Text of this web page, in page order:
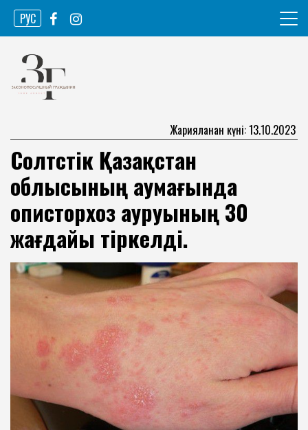
Skip
content
РУС
Законопослушный гражданин
Жарияланған күні: 13.10.2023
Солтүстік Қазақстан
облысының аумағында
описторхоз ауруының 30
жағдайы тіркелді.